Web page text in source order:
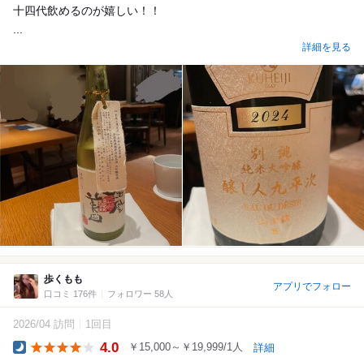
十四代飲めるのが嬉しい！！
詳細を見る
歩くもも
口コミ 176件 フォロワー 58人
アプリでフォロー
2026/04 訪問 1回目
4.0 ￥15,000～￥19,999/1人 詳細